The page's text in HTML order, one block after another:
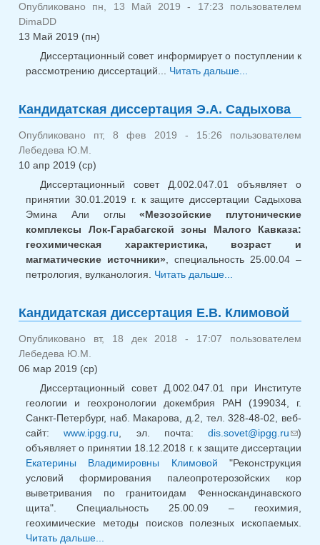
Опубликовано пн, 13 Май 2019 - 17:23 пользователем
DimaDD
13 Май 2019 (пн)
Диссертационный совет информирует о поступлении к
рассмотрению диссертаций... Читать дальше...
Кандидатская диссертация Э.А. Садыхова
Опубликовано пт, 8 фев 2019 - 15:26 пользователем
Лебедева Ю.М.
10 апр 2019 (ср)
Диссертационный совет Д.002.047.01 объявляет о
принятии 30.01.2019 г. к защите диссертации Садыхова
Эмина Али оглы«Мезозойские плутонические
комплексы Лок-Гарабагской зоны Малого Кавказа:
геохимическая характеристика, возраст и
магматические источники» , специальность 25.00.04 –
петрология, вулканология. Читать дальше...
Э.А. Садыхова
Кандидатская диссертация Е.В. Климовой
Опубликовано вт, 18 дек 2018 - 17:07 пользователем
Лебедева Ю.М.
06 мар 2019 (ср)
Диссертационный совет Д.002.047.01 при Институте
геологии и геохронологии докембрия РАН (199034, г.
Санкт-Петербург, наб. Макарова, д.2, тел. 328-48-02, веб-
сайт:www.ipgg.ru , эл. почта: dis.sovet@ipgg.ru
для
email)
)
объявляет о принятии 18.12.2018 г. к защите диссертации
Екатерины Владимировны Климовой "Реконструкция
условий формирования палеопротерозойских кор
выветривания по гранитоидам Фенноскандинавского
щита". Специальность 25.00.09 – геохимия,
геохимические методы поисков полезных ископаемых.
Читать дальше...